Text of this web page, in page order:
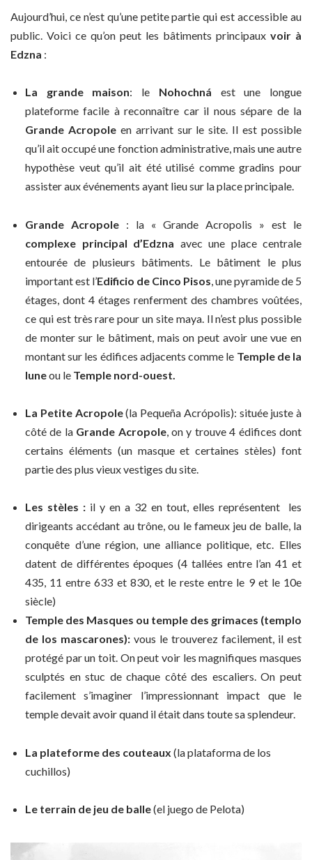
Aujourd’hui, ce n’est qu’une petite partie qui est accessible au
public. Voici ce qu’on peut les bâtiments principaux voir à
Edzna :
La grande maison: le Nohochná est une longue
plateforme facile à reconnaître car il nous sépare de la
Grande Acropoleen arrivant sur le site. Il est possible
qu’il ait occupé une fonction administrative, mais une autre
hypothèse veut qu’il ait été utilisé comme gradins pour
assister aux événements ayant lieu sur la place principale.
Grande Acropole : la « Grande Acropolis » est le
complexe principal d’Edzna avec une place centrale
entourée de plusieurs bâtiments. Le bâtiment le plus
important est l’Edificio de Cinco Pisos , une pyramide de 5
étages, dont 4 étages renferment des chambres voûtées,
ce qui est très rare pour un site maya. Il n’est plus possible
de monter sur le bâtiment, mais on peut avoir une vue en
montant sur les édifices adjacents comme le Temple de la
luneou le Temple nord-ouest.
La Petite Acropole(la Pequeña Acrópolis): située juste à
côté de la Grande Acropole, on y trouve 4 édifices dont
certains éléments (un masque et certaines stèles) font
partie des plus vieux vestiges du site.
Les stèles : il y en a 32 en tout, elles représentent les
dirigeants accédant au trône, ou le fameux jeu de balle, la
conquête d’une région, une alliance politique, etc. Elles
datent de différentes époques (4 tallées entre l’an 41 et
435, 11 entre 633 et 830, et le reste entre le 9 et le 10e
siècle)
Temple des Masques ou temple des grimaces (templo
de los mascarones): vous le trouverez facilement, il est
protégé par un toit. On peut voir les magnifiques masques
sculptés en stuc de chaque côté des escaliers. On peut
facilement s’imaginer l’impressionnant impact que le
temple devait avoir quand il était dans toute sa splendeur.
La plateforme des couteaux (la plataforma de los
cuchillos)
Le terrain de jeu de balle(el juego de Pelota)